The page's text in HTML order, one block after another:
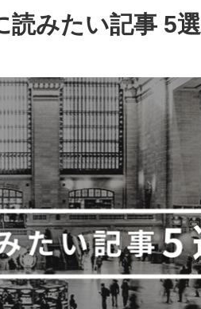
読みたい記事 5選